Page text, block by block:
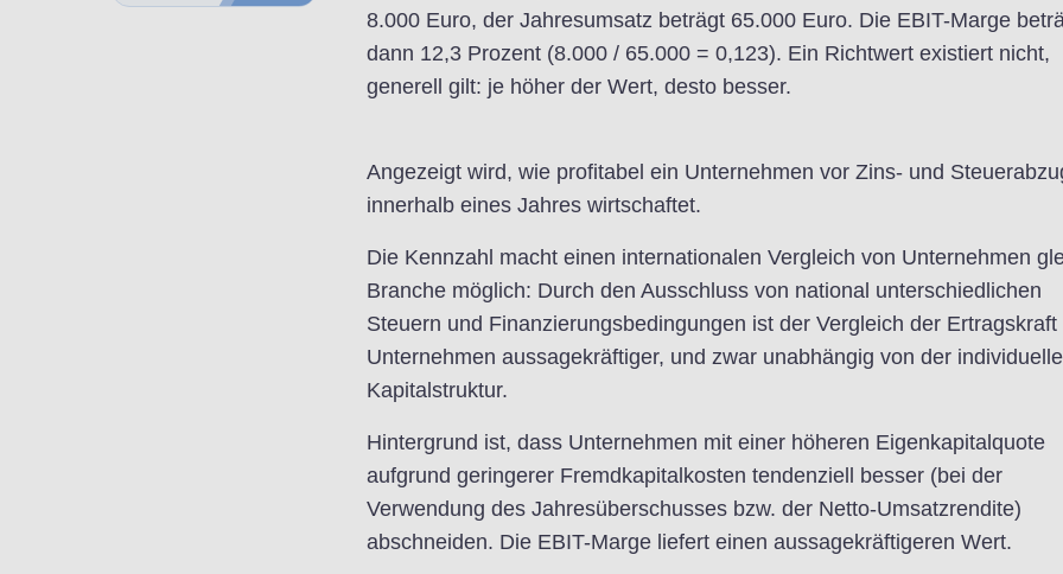
8.000 Euro, der Jahresumsatz beträgt 65.000 Euro. Die EBIT-Marge
dann 12,3 Prozent (8.000 / 65.000 = 0,123). Ein Richtwert existiert nicht,
generell gilt: je höher der Wert, desto besser.
Angezeigt wird, wie profitabel ein Unternehmen vor Zins- und
innerhalb eines Jahres wirtschaftet.
Die Kennzahl macht einen internationalen Vergleich von Unternehmen
Branche möglich: Durch den Ausschluss von national unterschiedlichen
Steuern und Finanzierungsbedingungen ist der Vergleich der Ertragskraft
Unternehmen aussagekräftiger, und zwar unabhängig von der
Kapitalstruktur.
Hintergrund ist, dass Unternehmen mit einer höheren Eigenkapitalquote
aufgrund geringerer Fremdkapitalkosten tendenziell besser (bei der
Verwendung des Jahresüberschusses bzw. der Netto-Umsatzrendite)
abschneiden. Die EBIT-Marge liefert einen aussagekräftigeren Wert.